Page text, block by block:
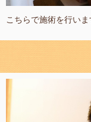
こちらで施術を行いま